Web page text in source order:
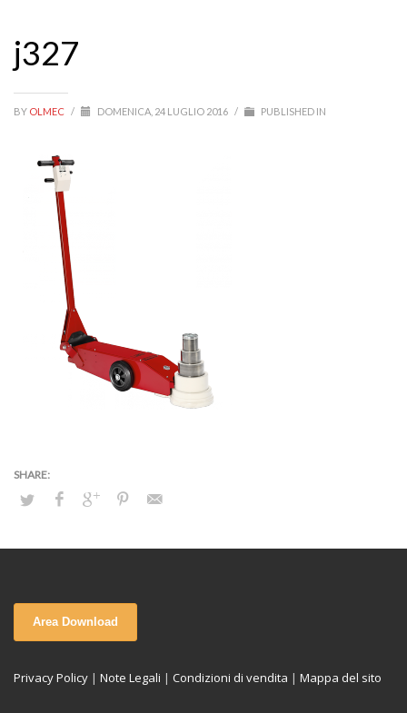
j327
BY OLMEC / DOMENICA, 24 LUGLIO 2016 / PUBLISHED IN
Area Download
Privacy Policy | Note Legali | Condizioni di vendita | Mappa del sito